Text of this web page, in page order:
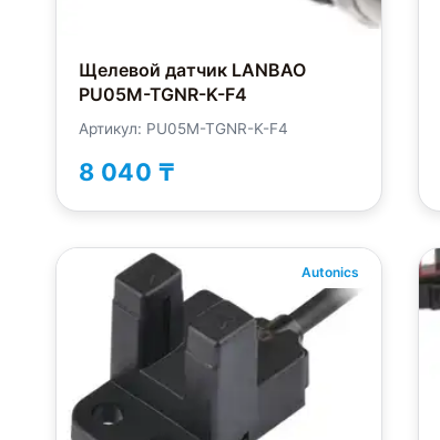
Щелевой датчик LANBAO
PU05M-TGNR-K-F4
Артикул: PU05M-TGNR-K-F4
8 040 ₸
Autonics